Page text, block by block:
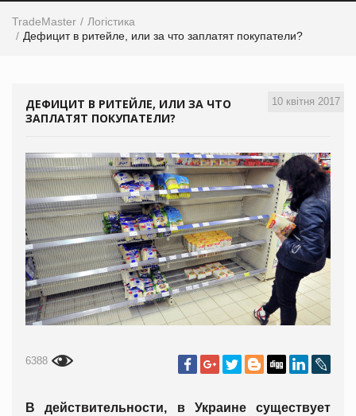
TradeMaster
Логістика
Дефицит в ритейле, или за что заплатят покупатели?
10 квітня 2017
ДЕФИЦИТ В РИТЕЙЛЕ, ИЛИ ЗА ЧТО
ЗАПЛАТЯТ ПОКУПАТЕЛИ?
6388
В действительности, в Украине существует